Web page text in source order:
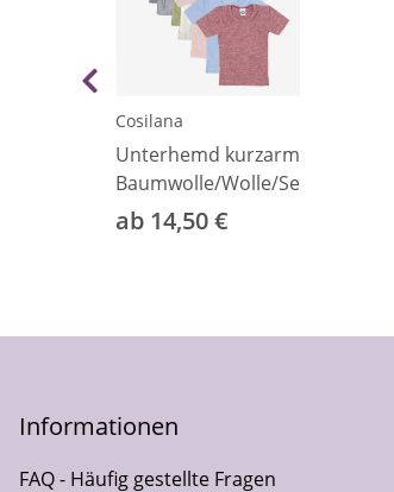
Cosilana
Unterhemd kurzarm
Baumwolle/Wolle/Seide
ab 14,50 €
Informationen
FAQ - Häufig gestellte Fragen